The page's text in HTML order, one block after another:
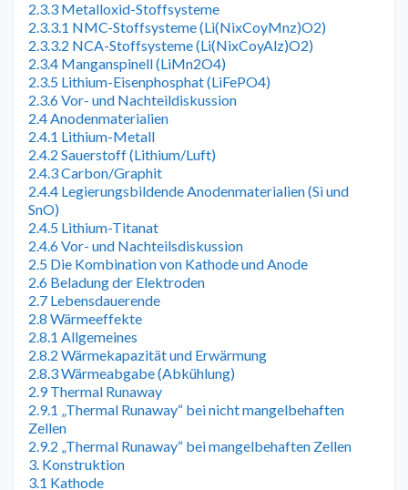
2.3.3 Metalloxid-Stoffsysteme
2.3.3.1 NMC-Stoffsysteme (Li(NixCoyMnz)O2)
2.3.3.2 NCA-Stoffsysteme (Li(NixCoyAlz)O2)
2.3.4 Manganspinell (LiMn2O4)
2.3.5 Lithium-Eisenphosphat (LiFePO4)
2.3.6 Vor- und Nachteildiskussion
2.4 Anodenmaterialien
2.4.1 Lithium-Metall
2.4.2 Sauerstoff (Lithium/Luft)
2.4.3 Carbon/Graphit
2.4.4 Legierungsbildende Anodenmaterialien (Si und
SnO)
2.4.5 Lithium-Titanat
2.4.6 Vor- und Nachteilsdiskussion
2.5 Die Kombination von Kathode und Anode
2.6 Beladung der Elektroden
2.7 Lebensdauerende
2.8 Wärmeeffekte
2.8.1 Allgemeines
2.8.2 Wärmekapazität und Erwärmung
2.8.3 Wärmeabgabe (Abkühlung)
2.9 Thermal Runaway
2.9.1 „Thermal Runaway“ bei nicht mangelbehaften
Zellen
2.9.2 „Thermal Runaway“ bei mangelbehaften Zellen
3. Konstruktion
3.1 Kathode